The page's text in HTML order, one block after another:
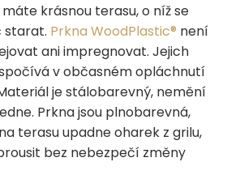
krásnou terasu, o níž se
starat. Prkna WoodPlastic® není
ani impregnovat. Jejich
v občasném opláchnutí
je stálobarevný, nemění
Prkna jsou plnobarevná,
terasu upadne oharek z grilu,
bez nebezpečí změny